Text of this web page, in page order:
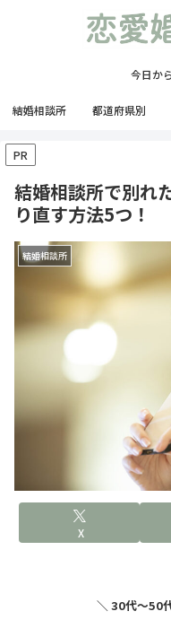
今日か
結婚相談所 都道府県別
PR
結婚相談所で別れ
り直す方法5つ！
結婚相談所
X
＼ 30代〜50